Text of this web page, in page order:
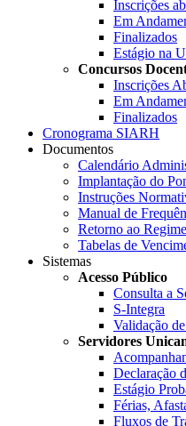
Inscrições
Em
Finalizados
Estágio na
Concursos
Inscrições
Em
Finalizados
Cronograma SIARH
Documentos
Calendário
Implantação do
Instruções
Manual de
Retorno ao
Tabelas de
Sistemas
Acesso Público
Consulta a
S-Integra
Validação
Servidores
Declaração
Estágio
Férias,
Fluxos de